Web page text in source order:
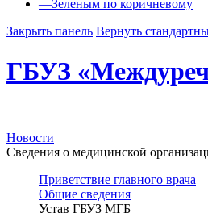
—Зеленым по коричневому
Закрыть панель Вернуть
ГБУЗ
Новости
Сведения о медицинской
Приветствие главного врача
Общие сведения
Устав ГБУЗ МГБ